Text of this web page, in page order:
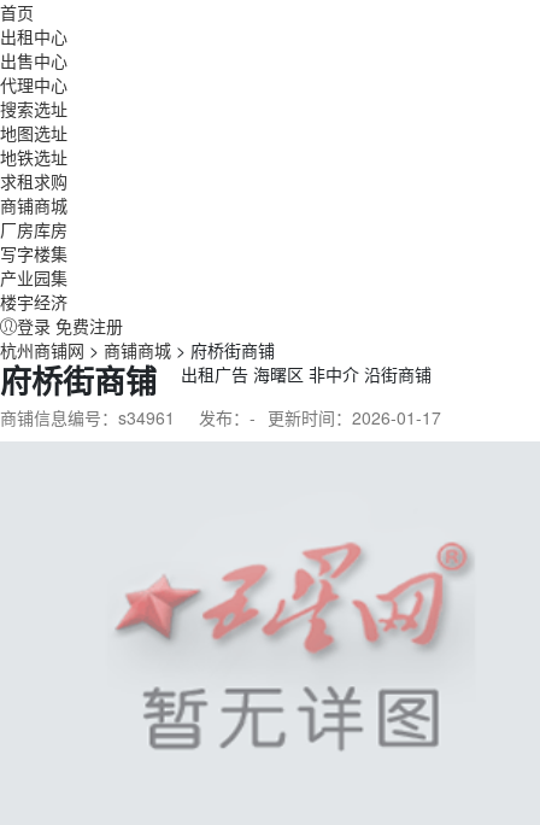
首页
出租中心
出售中心
代理中心
搜索选址
地图选址
地铁选址
求租求购
商铺商城
厂房库房
写字楼集
产业园集
楼宇经济
登录 免费注册
杭州商铺网 > 商铺商城 > 府桥街商铺
府桥街商铺 出租广告 海曙区 非中介 沿街商铺
商铺信息编号： s34961 发布：- 更新时间：2026-01-17